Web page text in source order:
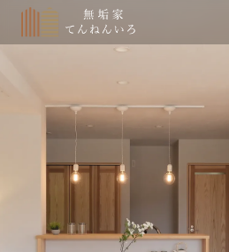
確かな品質と性能
建築実例
モデルハウス一覧 Model House
イベント一覧Event